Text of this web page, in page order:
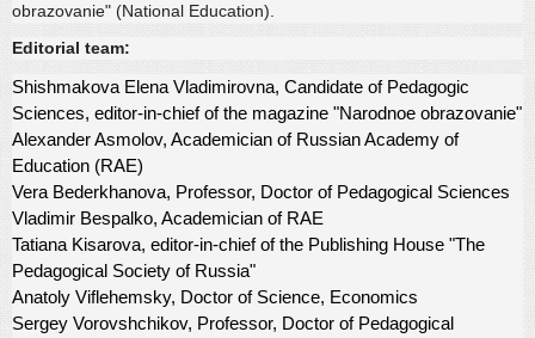
obrazovanie" (National Education).
Editorial team:
Shishmakova Elena Vladimirovna, Candidate of Pedagogic
Sciences, editor-in-chief of the magazine "Narodnoe obrazovanie"
Alexander Asmolov, Academician of Russian Academy of
Education (RAE)
Vera Bederkhanova, Professor, Doctor of Pedagogical Sciences
Vladimir Bespalko, Academician of RAE
Tatiana Kisarova, editor-in-chief of the Publishing House "The
Pedagogical Society of Russia"
Anatoly Viflehemsky, Doctor of Science, Economics
Sergey Vorovshchikov, Professor, Doctor of Pedagogical